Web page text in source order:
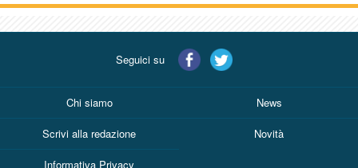
Seguici su
Chi siamo News
Scrivi alla redazione Novità
Informativa Privacy